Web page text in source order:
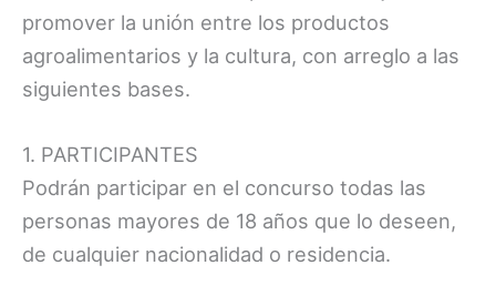
promover la unión entre los productos
agroalimentarios y la cultura, con arreglo a las
siguientes bases.
1. PARTICIPANTES
Podrán participar en el concurso todas las
personas mayores de 18 años que lo deseen,
de cualquier nacionalidad o residencia.